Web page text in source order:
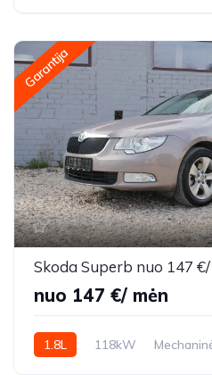
Garantija
nuo 147 €/ mėn
1.8L 118kW